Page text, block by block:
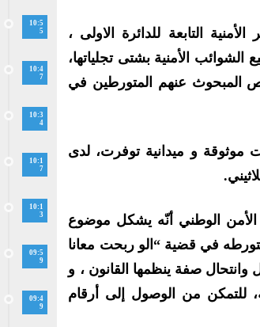
التابعة للدائرة الاولى ،
الأمنية بشتى تجلياتها،
المبحوث عنهم المتورطين في
موثوقة و ميدانية توفرت، لدى
الوطني أنّه يشكل موضوع
في قضية “الو ربحت معانا
صفة ينظمها القانون ، و
للتمكن من الوصول إلى أرقام
10:5
5
10:4
7
10:3
4
10:1
7
10:1
3
09:5
9
09:4
9